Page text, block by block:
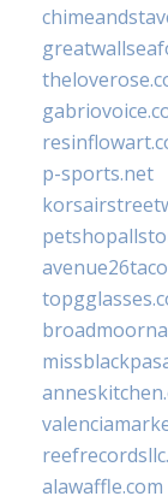
p-sports.net
alawaffle.com